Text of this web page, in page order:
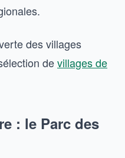
des villages
devillages de
: le Parc des